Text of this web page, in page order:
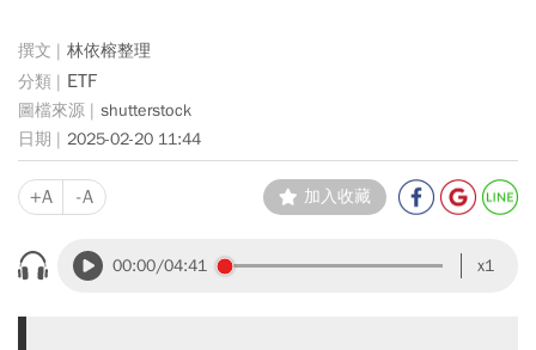
林依榕整理
ETF
shutterstock
2025-02-20 11:44
+A -A 加入收藏
00:00/04:41 x1